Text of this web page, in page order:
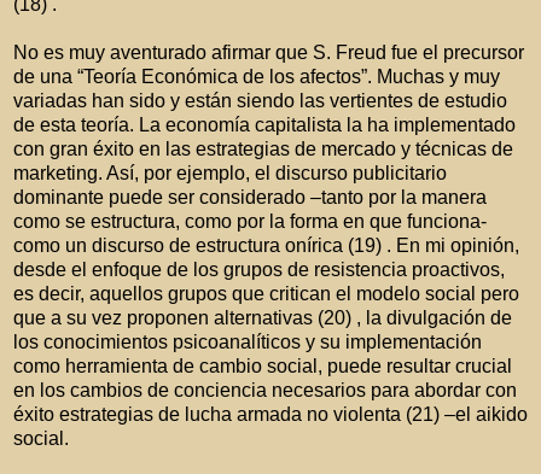
No es muy aventurado afirmar que S. Freud fue el precursor
de una “Teoría Económica de los afectos”. Muchas y muy
variadas han sido y están siendo las vertientes de estudio
de esta teoría. La economía capitalista la ha implementado
con gran éxito en las estrategias de mercado y técnicas de
marketing. Así, por ejemplo, el discurso publicitario
dominante puede ser considerado –tanto por la manera
como se estructura, como por la forma en que funciona-
como un discurso de estructura onírica (19) . En mi opinión,
desde el enfoque de los grupos de resistencia proactivos,
es decir, aquellos grupos que critican el modelo social pero
que a su vez proponen alternativas (20) , la divulgación de
los conocimientos psicoanalíticos y su implementación
como herramienta de cambio social, puede resultar crucial
en los cambios de conciencia necesarios para abordar con
éxito estrategias de lucha armada no violenta (21) –el aikido
social.